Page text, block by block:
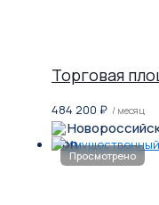
Торговая
484 200 ₽ / месяц